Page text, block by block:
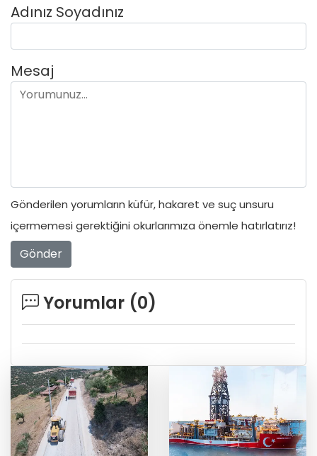
Adınız Soyadınız
Mesaj
Gönderilen yorumların küfür, hakaret ve suç unsuru
içermemesi gerektiğini okurlarımıza önemle hatırlatırız!
Gönder
Yorumlar (0)